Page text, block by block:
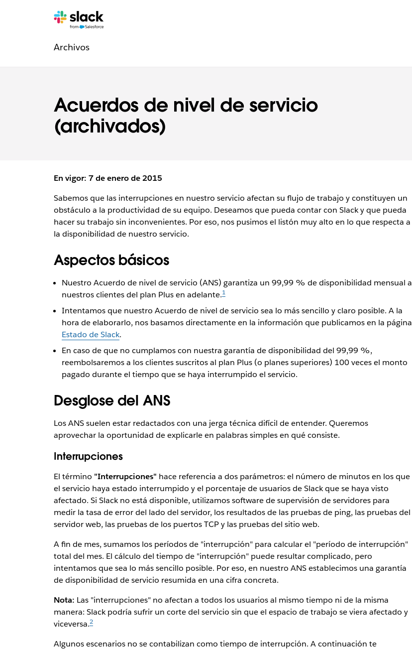
Acuerdos de nivel de servicio
(archivados)
Páginas
Archivosadicionales
En vigor: 7 de enero de 2015
Sabemos que las interrupciones en nuestro servicio afectan su flujo de trabajo y constituyen un
obstáculo a la productividad de su equipo. Deseamos que pueda contar con Slack y que pueda
hacer su trabajo sin inconvenientes. Por eso, nos pusimos el listón muy alto en lo que respecta a
la disponibilidad de nuestro servicio.
Aspectos básicos
Nuestro Acuerdo de nivel de servicio (ANS) garantiza un 99,99 % de disponibilidad mensual a
nuestros clientes del plan Plus en adelante.1
Intentamos que nuestro Acuerdo de nivel de servicio sea lo más sencillo y claro posible. A la
hora de elaborarlo, nos basamos directamente en la información que publicamos en la página
Estado de Slack.
En caso de que no cumplamos con nuestra garantía de disponibilidad del 99,99 %,
reembolsaremos a los clientes suscritos al plan Plus (o planes superiores) 100 veces el monto
pagado durante el tiempo que se haya interrumpido el servicio.
Desglose del ANS
Los ANS suelen estar redactados con una jerga técnica difícil de entender. Queremos
aprovechar la oportunidad de explicarle en palabras simples en qué consiste.
Interrupciones
El término "Interrupciones" hace referencia a dos parámetros: el número de minutos en los que
el servicio haya estado interrumpido y el porcentaje de usuarios de Slack que se haya visto
afectado. Si Slack no está disponible, utilizamos software de supervisión de servidores para
medir la tasa de error del lado del servidor, los resultados de las pruebas de ping, las pruebas del
servidor web, las pruebas de los puertos TCP y las pruebas del sitio web.
A fin de mes, sumamos los períodos de "interrupción" para calcular el "período de interrupción"
total del mes. El cálculo del tiempo de "interrupción" puede resultar complicado, pero
intentamos que sea lo más sencillo posible. Por eso, en nuestro ANS establecimos una garantía
de disponibilidad de servicio resumida en una cifra concreta.
Nota: Las "interrupciones" no afectan a todos los usuarios al mismo tiempo ni de la misma
manera: Slack podría sufrir un corte del servicio sin que el espacio de trabajo se viera afectado y
viceversa.2
Algunos escenarios no se contabilizan como tiempo de interrupción. A continuación te